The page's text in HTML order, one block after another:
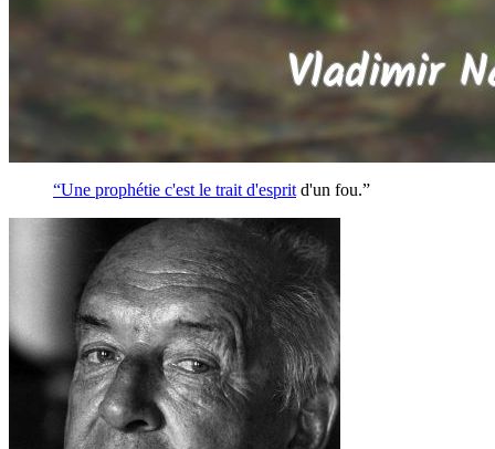
“Une prophétie c'est le trait d'esprit d'un fou.”